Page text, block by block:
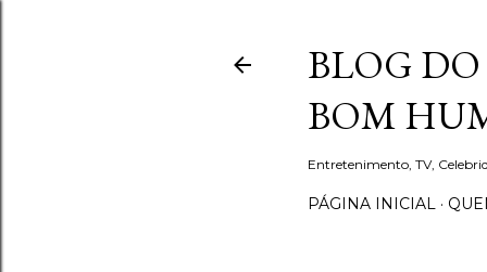
BLOG
BOM
Entretenimento, TV,
PÁGINA INICIAL